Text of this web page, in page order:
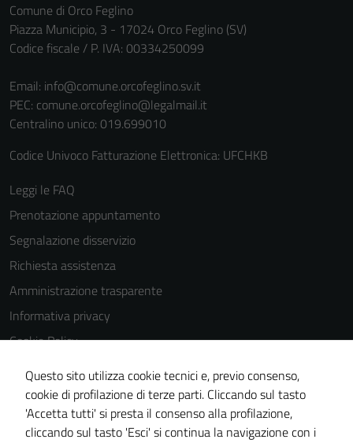
Comune di Orco Feglino
Piazza Municipio, 3 - 17024 Orco Feglino (SV)
Codice fiscale / P. IVA: 00334250099
Email: info@comune.orcofeglino.sv.it
PEC: comune.orcofeglino@legalmail.it
Centralino unico: 019.699010
Codice Univoco Fatturazione Elettronica: UFCHKB
Leggi le FAQ
Prenotazione appuntamento
Segnalazione disservizio
Richiesta assistenza
Amministrazione trasparente
Informativa privacy
Cookie Policy
Note legali
Dichiarazione di accessibilità
Piano di miglioramento del sito
Questo sito utilizza cookie tecnici e, previo consenso,
cookie di profilazione di terze parti. Cliccando sul tasto
'Accetta tutti' si presta il consenso alla profilazione,
cliccando sul tasto 'Esci' si continua la navigazione con i
non raccolgono
informazioni